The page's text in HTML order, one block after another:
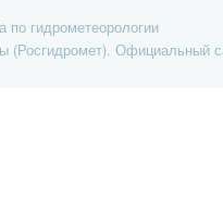
гидрометеорологии
(Росгидромет). Официальный